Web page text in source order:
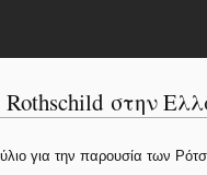
στην
για την παρουσία των